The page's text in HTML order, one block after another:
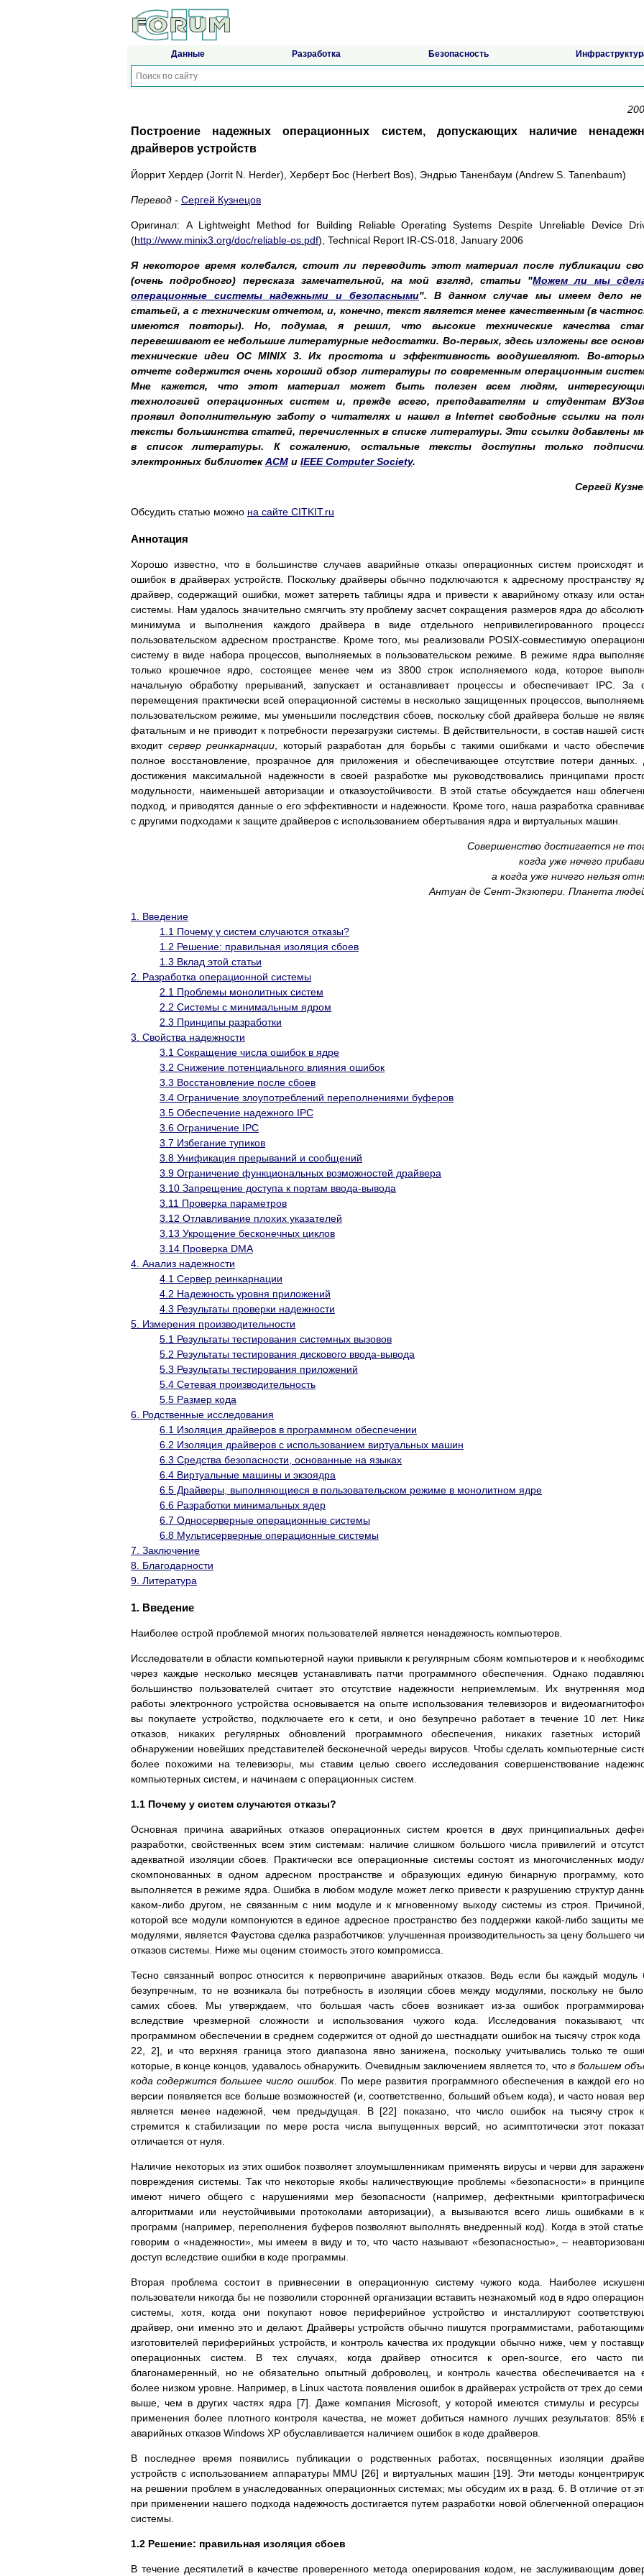
Данные Разработка Безопасность
Построение надежных операционных систем, допускающих наличие
драйверов устройств
Йоррит Хердер (Jorrit N. Herder), Херберт Бос (Herbert Bos), Эндрью Таненбаум (Andrew S. Tanenbaum)
Перевод - Сергей Кузнецов
Оригинал: A Lightweight Method for Building Reliable Operating Systems Despite Unreliable Device
(http://www.minix3.org/doc/reliable-os.pdf), Technical Report IR-CS-018, January 2006
Я некоторое время колебался, стоит ли переводить этот материал после публикации
(очень подробного) пересказа замечательной, на мой взгляд, статьи "Можем ли мы
операционные системы надежными и безопасными". В данном случае мы имеем дело
статьей, а с техническим отчетом, и, конечно, текст является менее качественным (в
имеются повторы). Но, подумав, я решил, что высокие технические качества
перевешивают ее небольшие литературные недостатки. Во-первых, здесь изложены все
технические идеи ОС MINIX 3. Их простота и эффективность воодушевляют. Во-
отчете содержится очень хороший обзор литературы по современным операционным
Мне кажется, что этот материал может быть полезен всем людям,
технологией операционных систем и, прежде всего, преподавателям и студентам
проявил дополнительную заботу о читателях и нашел в Internet свободные ссылки на
тексты большинства статей, перечисленных в списке литературы. Эти ссылки добавлены
в список литературы. К сожалению, остальные тексты доступны только
электронных библиотекACM и IEEE Computer Society.
Сергей
Обсудить статью можно на сайте CITKIT.ru
Аннотация
Хорошо известно, что в большинстве случаев аварийные отказы операционных систем происходят
ошибок в драйверах устройств. Поскольку драйверы обычно подключаются к адресному пространству
драйвер, содержащий ошибки, может затереть таблицы ядра и привести к аварийному отказу или
системы. Нам удалось значительно смягчить эту проблему засчет сокращения размеров ядра до
минимума и выполнения каждого драйвера в виде отдельного непривилегированного
пользовательском адресном пространстве. Кроме того, мы реализовали POSIX-совместимую
систему в виде набора процессов, выполняемых в пользовательском режиме. В режиме ядра
только крошечное ядро, состоящее менее чем из 3800 строк исполняемого кода, которое
начальную обработку прерываний, запускает и останавливает процессы и обеспечивает IPC. За
перемещения практически всей операционной системы в несколько защищенных процессов,
пользовательском режиме, мы уменьшили последствия сбоев, поскольку сбой драйвера больше не
фатальным и не приводит к потребности перезагрузки системы. В действительности, в состав нашей
входит сервер реинкарнации , который разработан для борьбы с такими ошибками и часто
полное восстановление, прозрачное для приложения и обеспечивающее отсутствие потери данных.
достижения максимальной надежности в своей разработке мы руководствовались принципами
модульности, наименьшей авторизации и отказоустойчивости. В этой статье обсуждается наш
подход, и приводятся данные о его эффективности и надежности. Кроме того, наша разработка
с другими подходами к защите драйверов с использованием обертывания ядра и виртуальных машин.
Совершенство достигается не
когда уже нечего
а когда уже ничего нельзя
Антуан де Сент-Экзюпери. Планета
1. Введение
1.1 Почему у систем случаются отказы?
1.2 Решение: правильная изоляция сбоев
1.3 Вклад этой статьи
2. Разработка операционной системы
2.1 Проблемы монолитных систем
2.2 Системы с минимальным ядром
2.3 Принципы разработки
3. Свойства надежности
3.1 Сокращение числа ошибок в ядре
3.2 Снижение потенциального влияния ошибок
3.3 Восстановление после сбоев
3.4 Ограничение злоупотреблений переполнениями буферов
3.5 Обеспечение надежного IPC
3.6 Ограничение IPC
3.7 Избегание тупиков
3.8 Унификация прерываний и сообщений
3.9 Ограничение функциональных возможностей драйвера
3.10 Запрещение доступа к портам ввода-вывода
3.11 Проверка параметров
3.12 Отлавливание плохих указателей
3.13 Укрощение бесконечных циклов
3.14 Проверка DMA
4. Анализ надежности
4.1 Сервер реинкарнации
4.2 Надежность уровня приложений
4.3 Результаты проверки надежности
5. Измерения производительности
5.1 Результаты тестирования системных вызовов
5.2 Результаты тестирования дискового ввода-вывода
5.3 Результаты тестирования приложений
5.4 Сетевая производительность
5.5 Размер кода
6. Родственные исследования
6.1 Изоляция драйверов в программном обеспечении
6.2 Изоляция драйверов с использованием виртуальных машин
6.3 Средства безопасности, основанные на языках
6.4 Виртуальные машины и экзоядра
6.5 Драйверы, выполняющиеся в пользовательском режиме в монолитном ядре
6.6 Разработки минимальных ядер
6.7 Односерверные операционные системы
6.8 Мультисерверные операционные системы
7. Заключение
8. Благодарности
9. Литература
1. Введение
Наиболее острой проблемой многих пользователей является ненадежность компьютеров.
Исследователи в области компьютерной науки привыкли к регулярным сбоям компьютеров и к
через каждые несколько месяцев устанавливать патчи программного обеспечения. Однако
большинство пользователей считает это отсутствие надежности неприемлемым. Их внутренняя
работы электронного устройства основывается на опыте использования телевизоров и
вы покупаете устройство, подключаете его к сети, и оно безупречно работает в течение 10 лет.
отказов, никаких регулярных обновлений программного обеспечения, никаких газетных
обнаружении новейших представителей бесконечной череды вирусов. Чтобы сделать компьютерные
более похожими на телевизоры, мы ставим целью своего исследования совершенствование
компьютерных систем, и начинаем с операционных систем.
1.1 Почему у систем случаются отказы?
Основная причина аварийных отказов операционных систем кроется в двух принципиальных
разработки, свойственных всем этим системам: наличие слишком большого числа привилегий и
адекватной изоляции сбоев. Практически все операционные системы состоят из многочисленных
скомпонованных в одном адресном пространстве и образующих единую бинарную программу,
выполняется в режиме ядра. Ошибка в любом модуле может легко привести к разрушению структур
каком-либо другом, не связанным с ним модуле и к мгновенному выходу системы из строя.
которой все модули компонуются в единое адресное пространство без поддержки какой-либо защиты
модулями, является Фаустова сделка разработчиков: улучшенная производительность за цену большего
отказов системы. Ниже мы оценим стоимость этого компромисса.
Тесно связанный вопрос относится к первопричине аварийных отказов. Ведь если бы каждый модуль
безупречным, то не возникала бы потребность в изоляции сбоев между модулями, поскольку не
самих сбоев. Мы утверждаем, что большая часть сбоев возникает из-за ошибок
вследствие чрезмерной сложности и использования чужого кода. Исследования показывают,
программном обеспечении в среднем содержится от одной до шестнадцати ошибок на тысячу строк кода
22, 2], и что верхняя граница этого диапазона явно занижена, поскольку учитывались только те
которые, в конце концов, удавалось обнаружить. Очевидным заключением является то, что в большем
кода содержится большее число ошибок. По мере развития программного обеспечения в каждой его
версии появляется все больше возможностей (и, соответственно, больший объем кода), и часто новая
является менее надежной, чем предыдущая. В [22] показано, что число ошибок на тысячу строк
стремится к стабилизации по мере роста числа выпущенных версий, но асимптотически этот
отличается от нуля.
Наличие некоторых из этих ошибок позволяет злоумышленникам применять вирусы и черви для
повреждения системы. Так что некоторые якобы наличествующие проблемы «безопасности» в
имеют ничего общего с нарушениями мер безопасности (например, дефектными
алгоритмами или неустойчивыми протоколами авторизации), а вызываются всего лишь ошибками в
программ (например, переполнения буферов позволяют выполнять внедренный код). Когда в этой
говорим о «надежности», мы имеем в виду и то, что часто называют «безопасностью», –
доступ вследствие ошибки в коде программы.
Вторая проблема состоит в привнесении в операционную систему чужого кода. Наиболее
пользователи никогда бы не позволили сторонней организации вставить незнакомый код в ядро
системы, хотя, когда они покупают новое периферийное устройство и инсталлируют
драйвер, они именно это и делают. Драйверы устройств обычно пишутся программистами,
изготовителей периферийных устройств, и контроль качества их продукции обычно ниже, чем у
операционных систем. В тех случаях, когда драйвер относится к open-source, его часто
благонамеренный, но не обязательно опытный доброволец, и контроль качества обеспечивается на
более низком уровне. Например, в Linux частота появления ошибок в драйверах устройств от трех до семи
выше, чем в других частях ядра [7]. Даже компания Microsoft, у которой имеются стимулы и ресурсы
применения более плотного контроля качества, не может добиться намного лучших результатов: 85%
аварийных отказов Windows XP обуславливается наличием ошибок в коде драйверов.
В последнее время появились публикации о родственных работах, посвященных изоляции
устройств с использованием аппаратуры MMU [26] и виртуальных машин [19]. Эти методы
на решении проблем в унаследованных операционных системах; мы обсудим их в разд. 6. В отличие от
при применении нашего подхода надежность достигается путем разработки новой облегченной
системы.
1.2 Решение: правильная изоляция сбоев
В течение десятилетий в качестве проверенного метода оперирования кодом, не заслуживающим